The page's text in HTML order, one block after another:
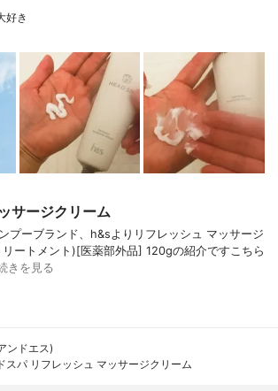
好き
サージクリーム
プーブランド、h&sよりリフレッシュ マッサージ
ートメント)[医薬部外品] 120gの紹介ですこちら
きを見る
ンドエス)
スパ リフレッシュ マッサージクリーム